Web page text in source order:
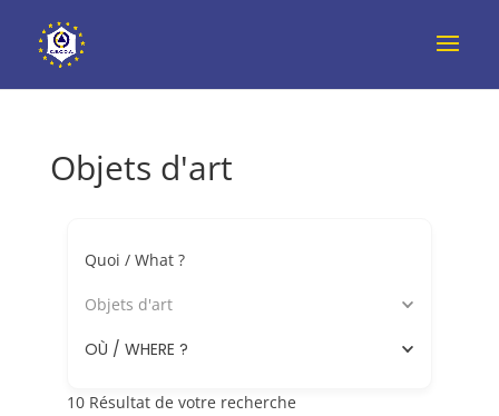
Objets d'art
Quoi / What ?
Objets d'art
OÙ / WHERE ?
10Résultat de votre recherche